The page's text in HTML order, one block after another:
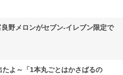
野メロンがセブン‐イレブン限定で
たよ～「1本丸ごとはかさばるの